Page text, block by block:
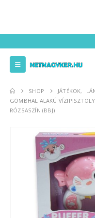
SHOP JÁTÉKOK,
GÖMBHAL ALAKÚ
RÓZSASZÍN (BBJ)